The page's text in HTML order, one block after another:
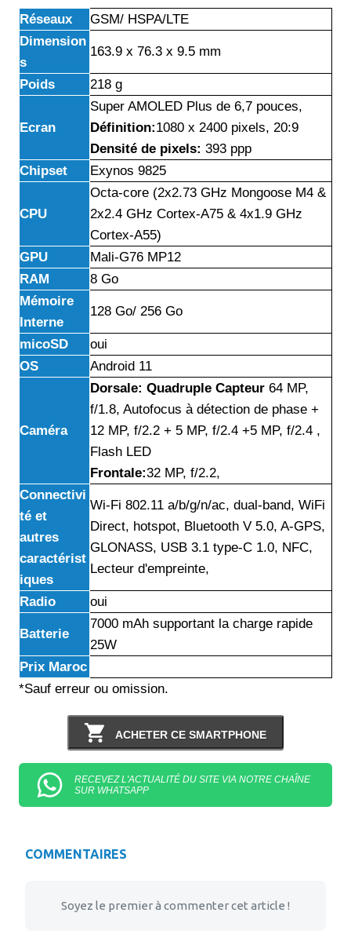
Réseaux
GSM/ HSPA/LTE
Dimension
s
163.9 x 76.3 x 9.5 mm
Poids 218 g
Ecran
Super AMOLED Plus de 6,7 pouces,
Définition:1080 x 2400 pixels, 20:9
Densité de pixels: 393 ppp
Chipset
Exynos 9825
CPU
Octa-core (2x2.73 GHz Mongoose M4 &
2x2.4 GHz Cortex-A75 & 4x1.9 GHz
Cortex-A55)
GPU
Mali-G76 MP12
RAM
8 Go
Mémoire
Interne
128 Go/ 256 Go
micoSD
oui
OS
Android 11
Caméra
Dorsale: Quadruple Capteur 64 MP,
f/1.8, Autofocus à détection de phase +
12 MP, f/2.2 + 5 MP, f/2.4 +5 MP, f/2.4 ,
Flash LED
Frontale:32 MP, f/2.2,
Connectivi
té et
autres
caractérist
iques
Wi-Fi 802.11 a/b/g/n/ac, dual-band, WiFi
Direct, hotspot, Bluetooth V 5.0, A-GPS,
GLONASS, USB 3.1 type-C 1.0, NFC,
Lecteur d'empreinte,
Radio oui
Batterie
7000 mAh supportant la charge rapide
25W
Prix Maroc
*Sauf erreur ou omission.
ACHETER CE SMARTPHONE
RECEVEZ L'ACTUALITÉ DU SITE VIA NOTRE CHAÎNE
SUR WHATSAPP
COMMENTAIRES
Soyez le premier à commenter cet article !